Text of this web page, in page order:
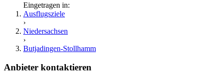
Eingetragen in:
Ausflugsziele
›
Niedersachsen
›
Butjadingen-Stollhamm
Anbieter kontaktieren